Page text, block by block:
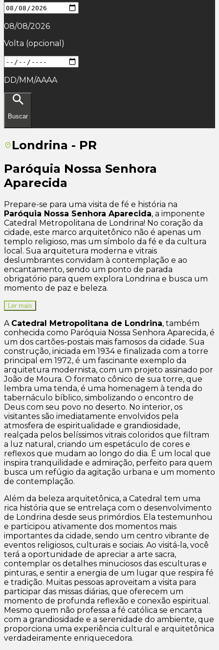
08/08/2026
Volta (opcional)
DD/MM/AAAA
Buscar
Londrina - PR
Paróquia Nossa Senhora
Aparecida
Prepare-se para uma visita de fé e história na
Paróquia Nossa Senhora Aparecida, a imponente
Catedral Metropolitana de Londrina! No coração da
cidade, este marco arquitetônico não é apenas um
templo religioso, mas um símbolo da fé e da cultura
local. Sua arquitetura moderna e vitrais
deslumbrantes convidam à contemplação e ao
encantamento, sendo um ponto de parada
obrigatório para quem explora Londrina e busca um
momento de paz e beleza.
Ler mais
A Catedral Metropolitana de Londrina, também
conhecida como Paróquia Nossa Senhora Aparecida, é
um dos cartões-postais mais famosos da cidade. Sua
construção, iniciada em 1934 e finalizada com a torre
principal em 1972, é um fascinante exemplo da
arquitetura modernista, com um projeto assinado por
João de Moura. O formato cônico de sua torre, que
lembra uma tenda, é uma homenagem à tenda do
tabernáculo bíblico, simbolizando o encontro de
Deus com seu povo no deserto. No interior, os
visitantes são imediatamente envolvidos pela
atmosfera de espiritualidade e grandiosidade,
realçada pelos belíssimos vitrais coloridos que filtram
a luz natural, criando um espetáculo de cores e
reflexos que mudam ao longo do dia. É um local que
inspira tranquilidade e admiração, perfeito para quem
busca um refúgio da agitação urbana e um momento
de contemplação.
Além da beleza arquitetônica, a Catedral tem uma
rica história que se entrelaça com o desenvolvimento
de Londrina desde seus primórdios. Ela testemunhou
e participou ativamente dos momentos mais
importantes da cidade, sendo um centro vibrante de
eventos religiosos, culturais e sociais. Ao visitá-la, você
terá a oportunidade de apreciar a arte sacra,
contemplar os detalhes minuciosos das esculturas e
pinturas, e sentir a energia de um lugar que respira fé
e tradição. Muitas pessoas aproveitam a visita para
participar das missas diárias, que oferecem um
momento de profunda reflexão e conexão espiritual.
Mesmo quem não professa a fé católica se encanta
com a grandiosidade e a serenidade do ambiente, que
proporciona uma experiência cultural e arquitetônica
verdadeiramente enriquecedora.